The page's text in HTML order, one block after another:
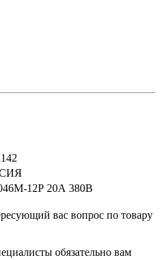
12Р 20А 380В
вас вопрос по товару
обязательно вам